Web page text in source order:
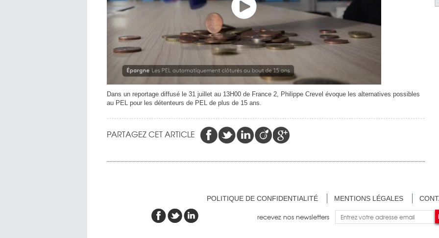
Dans un reportage diffusé le 31 juillet au 13H00 de France 2, Philippe Crevel évoque les alternatives possibles
au PEL pour les détenteurs de PEL de plus de 15 ans.
PARTAGEZ CET ARTICLE
POLITIQUE DE CONFIDENTIALITÉ MENTIONS LÉGALES
recevez nos newsletters